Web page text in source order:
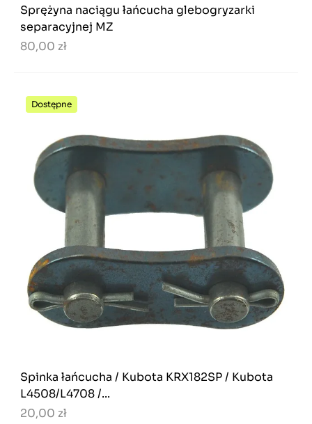
Sprężyna naciągu łańcucha glebogryzarki
separacyjnej MZ
80,00 zł
Dostępne
Spinka łańcucha / Kubota KRX182SP / Kubota
L4508/L4708 /...
20,00 zł